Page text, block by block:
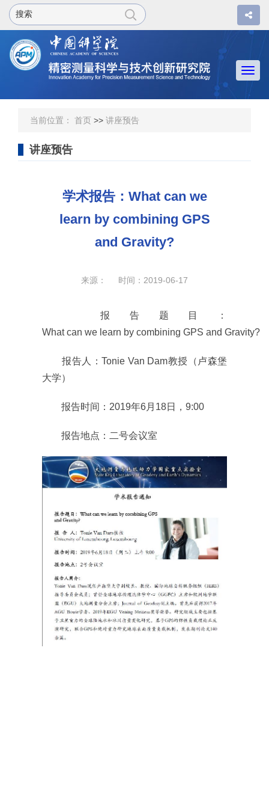
当前位置： 首页 >> 讲座预告
讲座预告
学术报告：What can we
learn by combining GPS
and Gravity?
来源： 时间：2019-06-17
报告题目：
What can we learn by combining GPS and Gravity?
报告人：Tonie Van Dam教授（卢森堡
大学）
报告时间：2019年6月18日，9:00
报告地点：二号会议室